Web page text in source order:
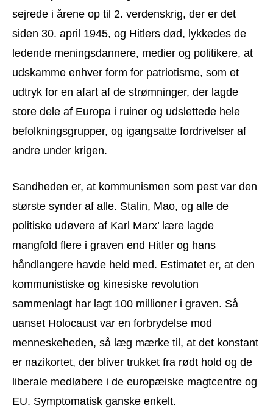
sejrede i årene op til 2. verdenskrig, der er det
siden 30. april 1945, og Hitlers død, lykkedes de
ledende meningsdannere, medier og politikere, at
udskamme enhver form for patriotisme, som et
udtryk for en afart af de strømninger, der lagde
store dele af Europa i ruiner og udslettede hele
befolkningsgrupper, og igangsatte fordrivelser af
andre under krigen.
Sandheden er, at kommunismen som pest var den
største synder af alle. Stalin, Mao, og alle de
politiske udøvere af Karl Marx’ lære lagde
mangfold flere i graven end Hitler og hans
håndlangere havde held med. Estimatet er, at den
kommunistiske og kinesiske revolution
sammenlagt har lagt 100 millioner i graven. Så
uanset Holocaust var en forbrydelse mod
menneskeheden, så læg mærke til, at det konstant
er nazikortet, der bliver trukket fra rødt hold og de
liberale medløbere i de europæiske magtcentre og
EU. Symptomatisk ganske enkelt.